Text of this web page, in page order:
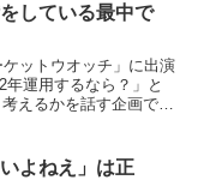
している最中で
ットウオッチ」に出演
運用するなら？」と
えるかを話す企画で、
よねえ」は正